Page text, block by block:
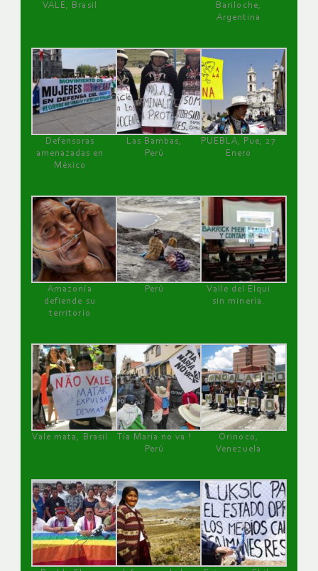
VALE, Brasil
Bariloche,
Argentina
Defensoras
amenazadas en
México
Las Bambas,
Perú
PUEBLA, Pue, 27
Enero
Amazonía
defiende su
territorio
Perú
Valle del Elqui
sin minería.
Vale mata, Brasil
Tía María no va !
Perú
Orinoco,
Venezuela